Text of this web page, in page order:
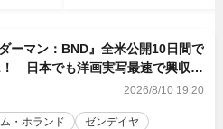
ーマン：BND』全米公開10日間で
日本でも洋画実写最速で興収
2026/8/10 19:20
ム・ホランド ゼンデイヤ